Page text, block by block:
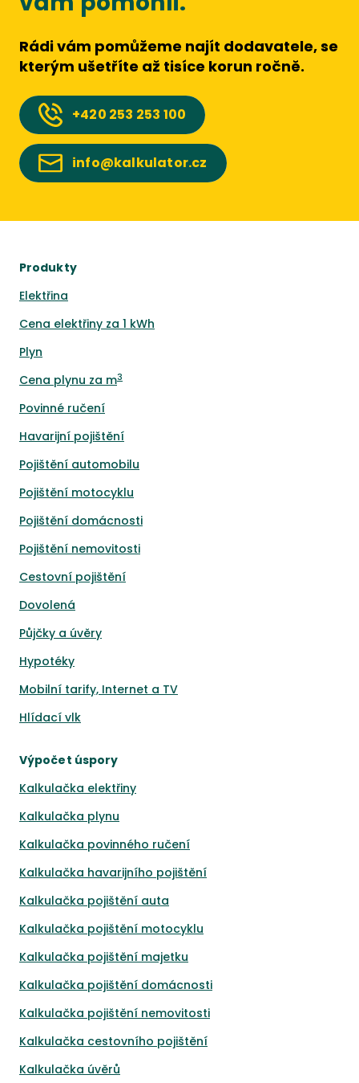
Rádi vám pomůžeme najít dodavatele, se
kterým ušetříte až tisíce korun ročně.
+420 253 253 100
info@kalkulator.cz
Produkty
Elektřina
Cena elektřiny za 1 kWh
Plyn
Cena plynu za m3
Povinné ručení
Havarijní pojištění
Pojištění automobilu
Pojištění motocyklu
Pojištění domácnosti
Pojištění nemovitosti
Cestovní pojištění
Dovolená
Půjčky a úvěry
Hypotéky
Mobilní tarify, Internet a TV
Hlídací vlk
Výpočet úspory
Kalkulačka elektřiny
Kalkulačka plynu
Kalkulačka povinného ručení
Kalkulačka havarijního pojištění
Kalkulačka pojištění auta
Kalkulačka pojištění motocyklu
Kalkulačka pojištění majetku
Kalkulačka pojištění domácnosti
Kalkulačka pojištění nemovitosti
Kalkulačka cestovního pojištění
Kalkulačka úvěrů